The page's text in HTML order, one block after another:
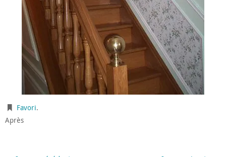
Favori.
Après